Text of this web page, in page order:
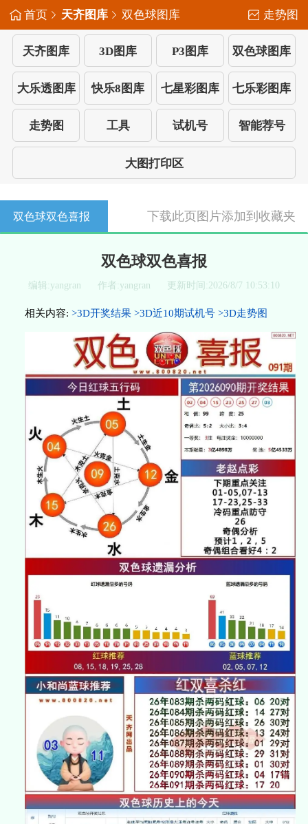
首页 天齐图库 双色球图库 走势图
天齐图库 3D图库 P3图库 双色球图库
大乐透图库 快乐8图库 七星彩图库 七乐彩图库
走势图 工具 试机号 智能荐号
大图打印区
双色球双色喜报 下载此页图片添加到收藏夹
双色球双色喜报
编辑:yangran 作者:yangran 更新时间:2026/8/7 10:53:10
相关内容: >3D开奖结果 >3D近10期试机号 >3D走势图